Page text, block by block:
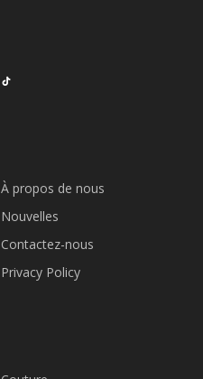
À propos de nous
Nouvelles
Contactez-nous
Privacy Policy